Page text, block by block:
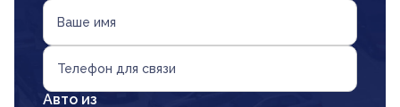
Ваше имя
Телефон для связи
Авто из